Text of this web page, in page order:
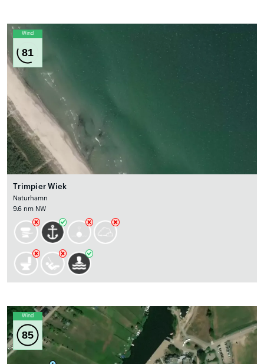
Wind
81
Trimpier Wiek
Naturhamn
9.6 nm NW
Wind
85